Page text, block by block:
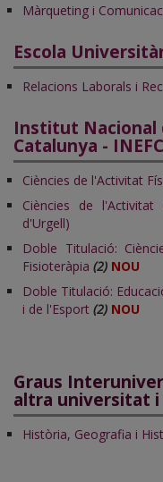
Màrqueting i
Escola
Relacions Laborals i
Institut Nacional
Catalunya -
Ciències de l'Activitat
Ciències de
d'Urgell)
Doble Titulació:
Fisioteràpia (2) NOU
Doble Titulació:
i de l'Esport (2) NOU
Graus
altra universitat i
Història, Geografia i